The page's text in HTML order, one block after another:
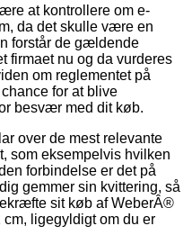
at kontrollere om e-
da det skulle være en
forstår de gældende
firmaet nu og da vurderes
om reglementet på
for at blive
besvær med dit køb.
over de mest relevante
som eksempelvis hvilken
forbindelse er det på
gemmer sin kvittering, så
sit køb af WeberÂ®
ligegyldigt om du er